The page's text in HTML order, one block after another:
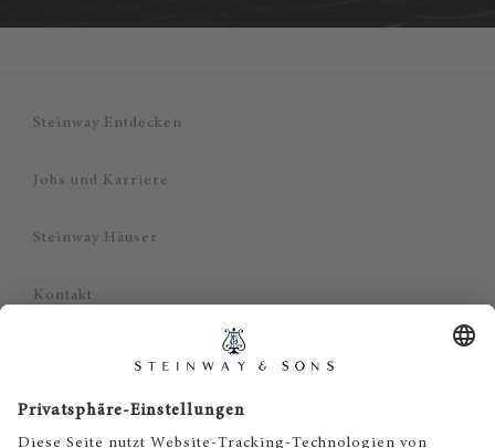
Steinway Entdecken
Jobs und Karriere
Steinway Häuser
Kontakt
Impressum